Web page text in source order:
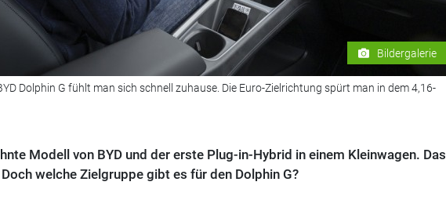
Bildergalerie
Dolphin G fühlt man sich schnell zuhause. Die Euro-Zielrichtung spürt man in dem 4,16-
Modell von BYD und der erste Plug-in-Hybrid in einem Kleinwagen. Das
welche Zielgruppe gibt es für den Dolphin G?